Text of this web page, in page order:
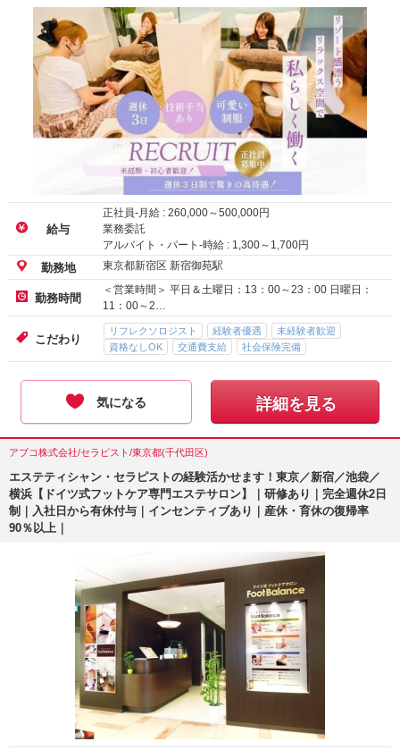
給与
正社員-月給 : 260,000～500,000円
業務委託
アルバイト・パート-時給 : 1,300～ 1,700円
勤務地 東京都新宿区 新宿御苑駅
勤務時間
＜営業時間＞ 平日＆土曜日：13：00～23：00 日曜日：
11：00～2…
こだわり
リフレクソロジスト 経験者優遇
未経験者歓迎
資格なしOK
交通費支給 社会保険完備
気になる 詳細を見る
アブコ株式会社/セラピスト/東京都(千代田区)
エステティシャン・セラピストの経験活かせます！東京／新宿／池袋／
横浜【ドイツ式フットケア専門エステサロン】｜研修あり｜完全週休2日
制｜入社日から有休付与｜インセンティブあり｜産休・育休の復帰率
90％以上｜